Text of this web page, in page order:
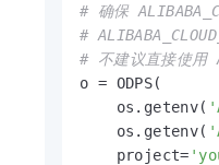
# 确保
#
# 不建议直接使
o = ODPS(
    os.getenv(
    os.getenv(
    project=